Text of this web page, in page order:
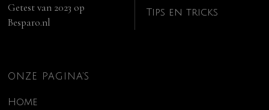
Getest van 2023 op
Besparo.nl
Tips en tricks
ONZE PAGINA’S
Home